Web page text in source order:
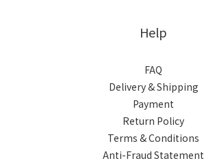
Help
FAQ
Delivery & Shipping
Payment
Return Policy
Terms & Conditions
Anti-Fraud Statement